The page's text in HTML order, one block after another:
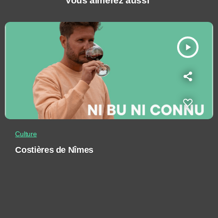
play_arrow
Culture
Costières de Nîmes